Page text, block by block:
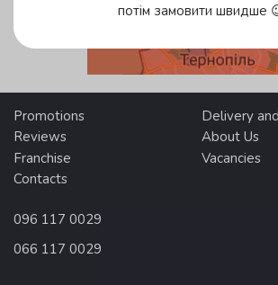
Promotions
Delivery
Reviews
About Us
Franchise
Vacancies
Contacts
096 117 0029
066 117 0029
потім замовити швидше